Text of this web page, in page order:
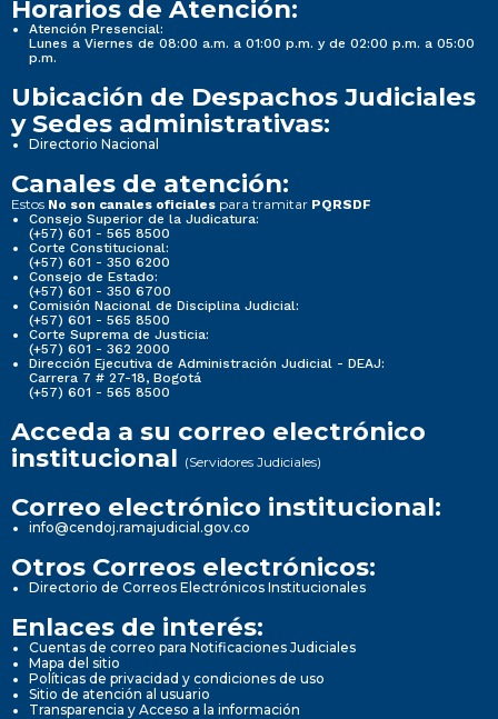
Horarios de Atención:
Atención Presencial:
Lunes a Viernes de 08:00 a.m. a 01:00 p.m. y de 02:00 p.m. a 05:00
p.m.
Ubicación de Despachos Judiciales
y Sedes administrativas:
Directorio Nacional
Canales de atención:
Estos No son canales oficiales para tramitar PQRSDF
Consejo Superior de la Judicatura:
(+57) 601 - 565 8500
Corte Constitucional:
(+57) 601 - 350 6200
Consejo de Estado:
(+57) 601 - 350 6700
Comisión Nacional de Disciplina Judicial:
(+57) 601 - 565 8500
Corte Suprema de Justicia:
(+57) 601 - 362 2000
Dirección Ejecutiva de Administración Judicial - DEAJ:
Carrera 7 # 27-18, Bogotá
(+57) 601 - 565 8500
Acceda a su correo electrónico
institucional (Servidores Judiciales)
Correo electrónico institucional:
info@cendoj.ramajudicial.gov.co
Otros Correos electrónicos:
Directorio de Correos Electrónicos Institucionales
Enlaces de interés:
Cuentas de correo para Notificaciones Judiciales
Mapa del sitio
Políticas de privacidad y condiciones de uso
Sitio de atención al usuario
Transparencia y Acceso a la información